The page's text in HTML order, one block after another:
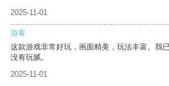
2025-11-01
游客
这款游戏非常好玩，画面精美，玩法丰富。我
没有玩腻。
2025-11-01